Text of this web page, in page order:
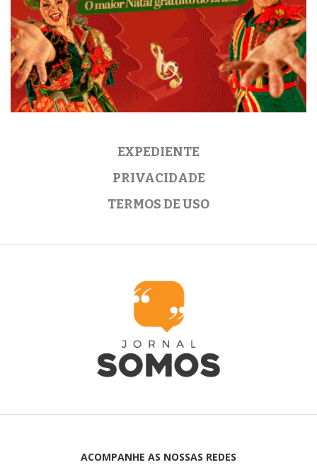
EXPEDIENTE
PRIVACIDADE
TERMOS DE USO
ACOMPANHE AS NOSSAS REDES